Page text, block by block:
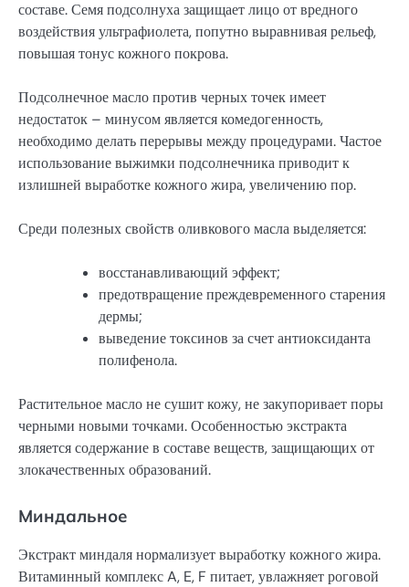
составе. Семя подсолнуха защищает лицо от вредного
воздействия ультрафиолета, попутно выравнивая рельеф,
повышая тонус кожного покрова.
Подсолнечное масло против черных точек имеет
недостаток – минусом является комедогенность,
необходимо делать перерывы между процедурами. Частое
использование выжимки подсолнечника приводит к
излишней выработке кожного жира, увеличению пор.
Среди полезных свойств оливкового масла выделяется:
восстанавливающий эффект;
предотвращение преждевременного старения
дермы;
выведение токсинов за счет антиоксиданта
полифенола.
Растительное масло не сушит кожу, не закупоривает поры
черными новыми точками. Особенностью экстракта
является содержание в составе веществ, защищающих от
злокачественных образований.
Миндальное
Экстракт миндаля нормализует выработку кожного жира.
Витаминный комплекс A, E, F питает, увлажняет роговой